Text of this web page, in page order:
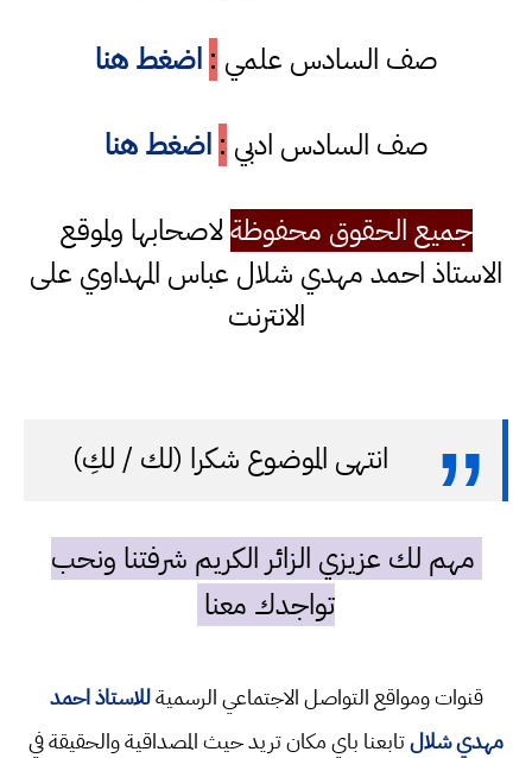
صف السادس علمي : اضغط هنا
صف السادس ادبي : اضغط هنا
جميع الحقوق محفوظةلاصحابها ولموقع
الاستاذ احمد مهدي شلال عباس المهداوي على
الانترنت
انتهى الموضوع شكرا (لك / لكِ)
مهم لك عزيزي الزائر الكريم شرفتنا ونحب
تواجدك معنا
قنوات ومواقع التواصل الاجتماعي الرسميةللاستاذ احمد
مهدي شلالتابعنا باي مكان تريد حيث المصداقية والحقيقة في